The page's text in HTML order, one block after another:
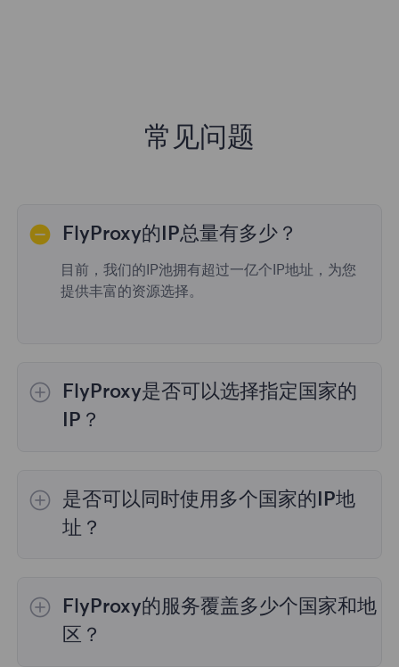
常见问题
FlyProxy的IP总量有多少？
目前，我们的IP池拥有超过一亿个IP地址，为您
提供丰富的资源选择。
FlyProxy是否可以选择指定国家的
IP？
的代理选择； 静态住宅代理提供36个国家的代
理，购买时您可以选择所需的国家。
是否可以同时使用多个国家的IP地
址？
有用。您可以在管理面板中自由选择和切换不同
国家的IP地址。
FlyProxy的服务覆盖多少个国家和地
区？